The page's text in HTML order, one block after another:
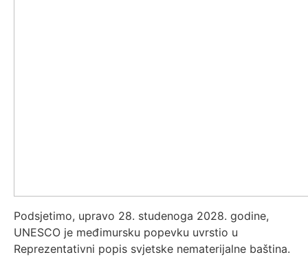
Podsjetimo, upravo 28. studenoga 2028. godine,
UNESCO je međimursku popevku uvrstio u
Reprezentativni popis svjetske nematerijalne baština.